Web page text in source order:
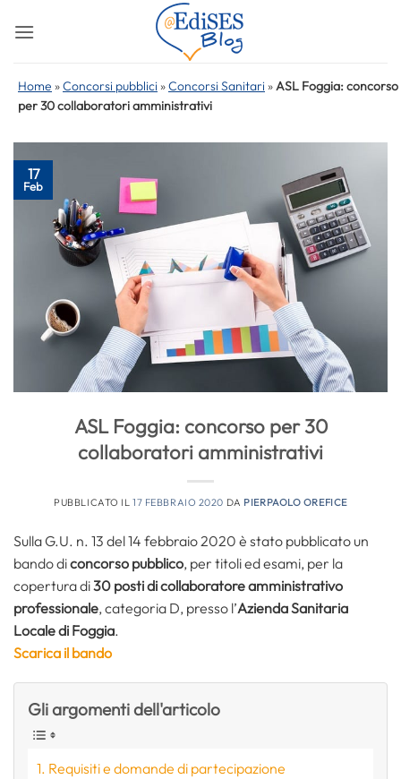
Home »Concorsi pubblici »Concorsi Sanitari »ASL Foggia: concorso
per 30 collaboratori amministrativi
17
Feb
ASL Foggia: concorso per 30
collaboratori amministrativi
PUBBLICATO IL17 FEBBRAIO 2020 DA PIERPAOLO OREFICE
Sulla G.U. n. 13 del 14 febbraio 2020 è stato pubblicato un
bando diconcorso pubblico, per titoli ed esami, per la
copertura di30 posti di collaboratore amministrativo
professionale, categoria D, presso l’Azienda Sanitaria
Locale di Foggia.
Scarica il bando
Gli argomenti dell'articolo
Requisiti e domande di partecipazione